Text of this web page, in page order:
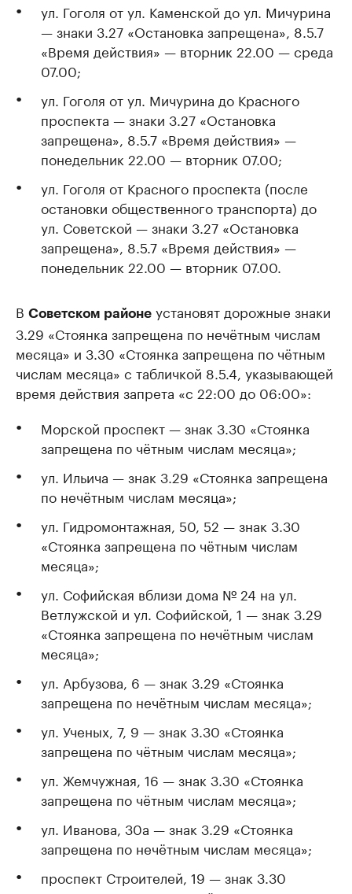
ул. Гоголя от ул. Каменской до ул. Мичурина
— знаки 3.27 «Остановка запрещена», 8.5.7
«Время действия» — вторник 22.00 — среда
07.00;
ул. Гоголя от ул. Мичурина до Красного
проспекта — знаки 3.27 «Остановка
запрещена», 8.5.7 «Время действия» —
понедельник 22.00 — вторник 07.00;
ул. Гоголя от Красного проспекта (после
остановки общественного транспорта) до
ул. Советской — знаки 3.27 «Остановка
запрещена», 8.5.7 «Время действия» —
понедельник 22.00 — вторник 07.00.
В Советском районе установят дорожные знаки
3.29 «Стоянка запрещена по нечётным числам
месяца» и 3.30 «Стоянка запрещена по чётным
числам месяца» с табличкой 8.5.4, указывающей
время действия запрета «с 22:00 до 06:00»:
Морской проспект — знак 3.30 «Стоянка
запрещена по чётным числам месяца»;
ул. Ильича — знак 3.29 «Стоянка запрещена
по нечётным числам месяца»;
ул. Гидромонтажная, 50, 52 — знак 3.30
«Стоянка запрещена по чётным числам
месяца»;
ул. Софийская вблизи дома № 24 на ул.
Ветлужской и ул. Софийской, 1 — знак 3.29
«Стоянка запрещена по нечётным числам
месяца»;
ул. Арбузова, 6 — знак 3.29 «Стоянка
запрещена по нечётным числам месяца»;
ул. Ученых, 7, 9 — знак 3.30 «Стоянка
запрещена по чётным числам месяца»;
ул. Жемчужная, 16 — знак 3.30 «Стоянка
запрещена по чётным числам месяца»;
ул. Иванова, 30а — знак 3.29 «Стоянка
запрещена по нечётным числам месяца»;
проспект Строителей, 19 — знак 3.30